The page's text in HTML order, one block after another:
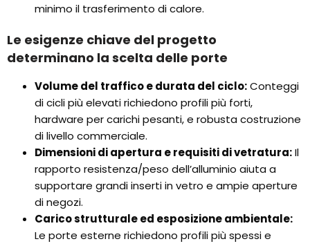
minimo il trasferimento di calore.
Le esigenze chiave del progetto
determinano la scelta delle porte
Volume del traffico e durata del ciclo:Conteggi
di cicli più elevati richiedono profili più forti,
hardware per carichi pesanti, e robusta costruzione
di livello commerciale.
Dimensioni di apertura e requisiti di vetratura:Il
rapporto resistenza/peso dell’alluminio aiuta a
supportare grandi inserti in vetro e ampie aperture
di negozi.
Carico strutturale ed esposizione ambientale:
Le porte esterne richiedono profili più spessi e